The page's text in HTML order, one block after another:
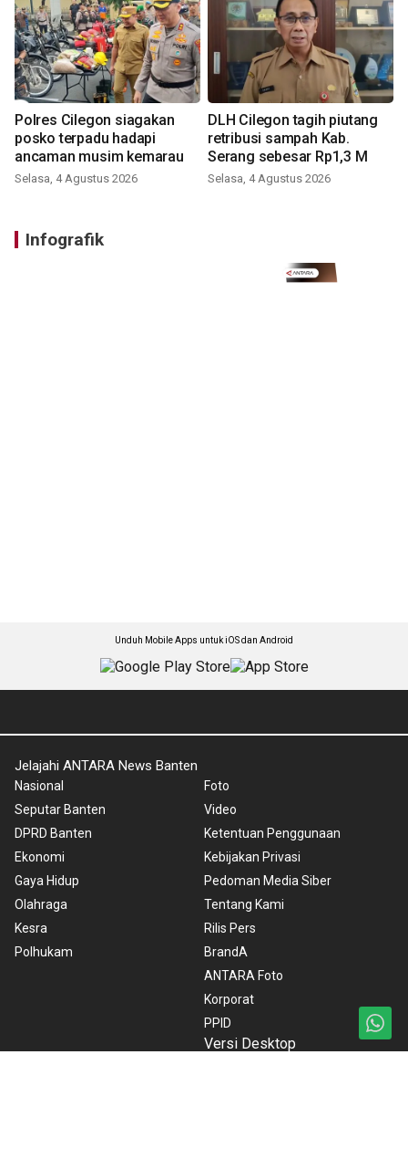
Polres Cilegon siagakan
posko terpadu hadapi
ancaman musim kemarau
Selasa, 4 Agustus 2026
DLH Cilegon tagih piutang
retribusi sampah Kab.
Serang sebesar Rp1,3 M
Selasa, 4 Agustus 2026
Infografik
Unduh Mobile Apps untuk iOS dan Android
Jelajahi ANTARA News Banten
Nasional
Seputar Banten
DPRD Banten
Ekonomi
Gaya Hidup
Olahraga
Kesra
Polhukam
Foto
Video
Ketentuan Penggunaan
Kebijakan Privasi
Pedoman Media Siber
Tentang Kami
Rilis Pers
BrandA
ANTARA Foto
Korporat
PPID
Versi Desktop